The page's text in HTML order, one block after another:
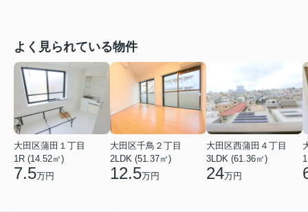
よく見られている物件
大田区蒲田１丁目
1R (14.52㎡)
7.5万円
大田区千鳥２丁目
2LDK (51.37㎡)
12.5万円
大田区西蒲田４丁目
3LDK (61.36㎡)
24万円